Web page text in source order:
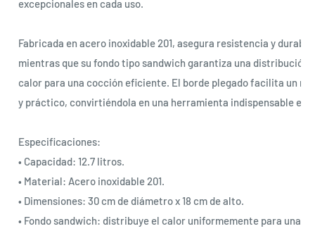
excepcionales en cada uso.
Fabricada en acero inoxidable 201, asegura resistencia y
mientras que su fondo tipo sandwich garantiza una distribución
calor para una cocción eficiente. El borde plegado facilita un
y práctico, convirtiéndola en una herramienta indispensable en
Especificaciones:
• Capacidad: 12.7 litros.
• Material: Acero inoxidable 201.
• Dimensiones: 30 cm de diámetro x 18 cm de alto.
• Fondo sandwich: distribuye el calor uniformemente para una